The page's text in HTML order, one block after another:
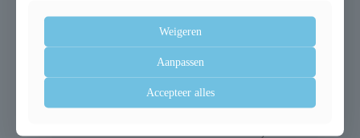
Trixie trap lichtgrijs
Trixie sofa mand
meubelbeschermer
grijs
Weigeren
Aanpassen
Accepteer alles